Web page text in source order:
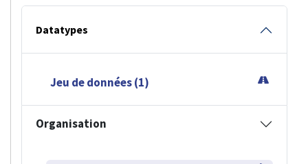
Datatypes
Jeu de données (1)
Organisation